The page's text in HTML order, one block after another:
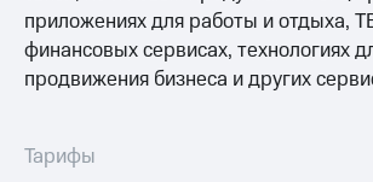
тарифом
Тарифы
Интернет,
МТС
Акции
Видеонаблюдение
приложениях для работы и отдыха,
финансовых сервисах, технологиях
продвижения бизнеса и других
Тарифы